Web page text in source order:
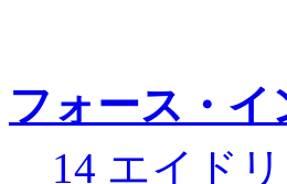
フォース・
14 エイド